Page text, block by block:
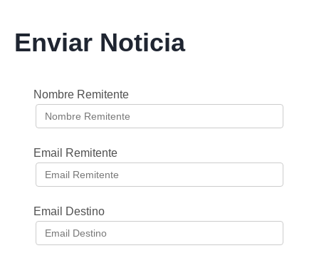
Enviar Noticia
Nombre Remitente
Email Remitente
Email Destino